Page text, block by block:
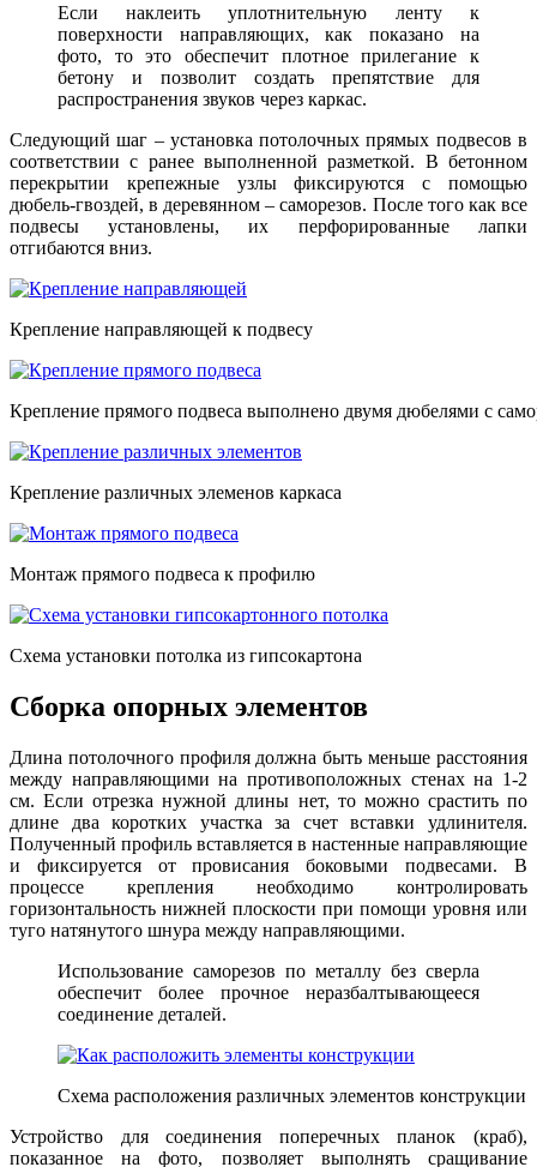
Если наклеить уплотнительную ленту к
поверхности направляющих, как показано на
фото, то это обеспечит плотное прилегание к
бетону и позволит создать препятствие для
распространения звуков через каркас.
Следующий шаг – установка потолочных прямых подвесов в
соответствии с ранее выполненной разметкой. В бетонном
перекрытии крепежные узлы фиксируются с помощью
дюбель-гвоздей, в деревянном – саморезов. После того как все
подвесы установлены, их перфорированные лапки
отгибаются вниз.
Крепление направляющей к подвесу
Крепление прямого подвеса выполнено двумя дюбелями с
Крепление различных элеменов каркаса
Монтаж прямого подвеса к профилю
Схема установки потолка из гипсокартона
Сборка опорных элементов
Длина потолочного профиля должна быть меньше расстояния
между направляющими на противоположных стенах на 1-2
см. Если отрезка нужной длины нет, то можно срастить по
длине два коротких участка за счет вставки удлинителя.
Полученный профиль вставляется в настенные направляющие
и фиксируется от провисания боковыми подвесами. В
процессе крепления необходимо контролировать
горизонтальность нижней плоскости при помощи уровня или
туго натянутого шнура между направляющими.
Использование саморезов по металлу без сверла
обеспечит более прочное неразбалтывающееся
соединение деталей.
Схема расположения различных элементов конструкции
Устройство для соединения поперечных планок (краб),
показанное на фото, позволяет выполнять сращивание